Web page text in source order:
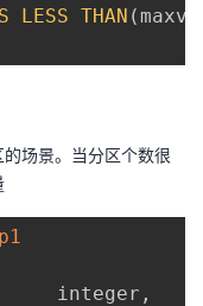
LESS THAN (
场景。当分区个数很
integer
,